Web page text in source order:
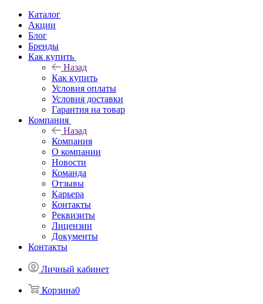
Каталог
Акции
Блог
Бренды
Как купить
Назад
Как купить
Условия оплаты
Условия доставки
Гарантия на товар
Компания
Назад
Компания
О компании
Новости
Команда
Отзывы
Карьера
Контакты
Реквизиты
Лицензии
Документы
Контакты
Личный кабинет
Корзина0